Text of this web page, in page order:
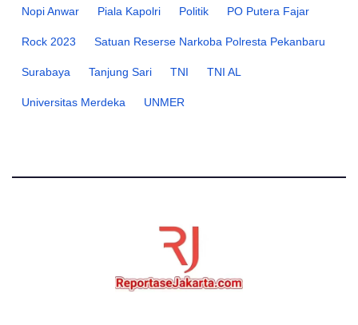
Nopi Anwar Piala Kapolri Politik PO Putera Fajar
Rock 2023 Satuan Reserse Narkoba Polresta Pekanbaru
Surabaya Tanjung Sari TNI TNI AL
Universitas Merdeka UNMER